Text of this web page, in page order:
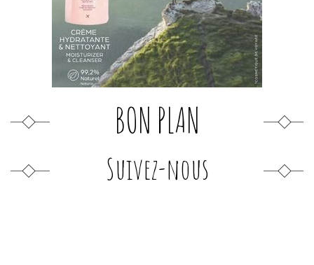
BON PLAN
Suivez-nous